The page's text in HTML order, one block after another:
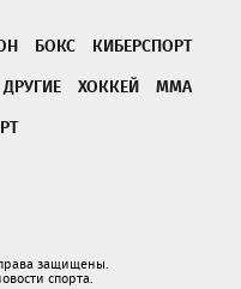
БОКС
КИБЕРСПОРТ
ДРУГИЕ ХОККЕЙ
ММА
защищены.
спорта.